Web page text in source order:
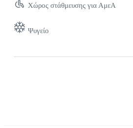
Χώρος στάθμευσης για ΑμεΑ
Ψυγείο